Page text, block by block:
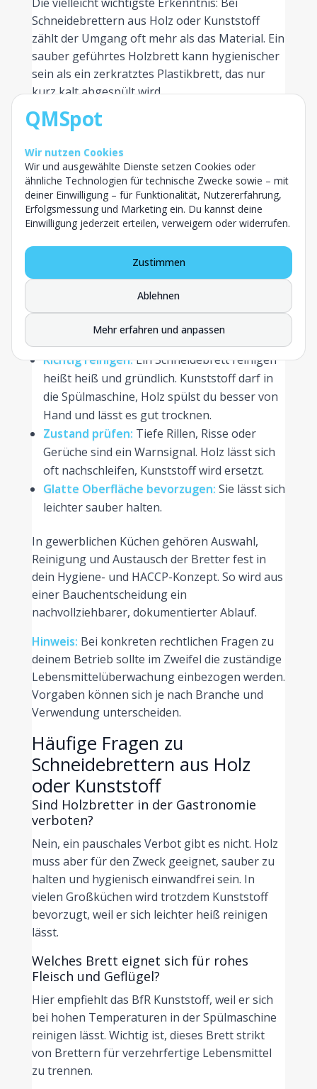
Schneidebrettern aus Holz oder Kunststoff
zählt der Umgang oft mehr als das Material. Ein
sauber geführtes Holzbrett kann hygienischer
sein als ein zerkratztes Plastikbrett, das nur
kurz kalt abgespült wird.
Worauf du bei einem
hygienischen Schneidebrett
achten solltest
Egal, für welches Material du dich entscheidest:
Mit ein paar einfachen Routinen holst du das
Beste an Hygiene heraus und kannst eine
Getrennte Bretter nutzen:
verzehrfertige Lebensmittel wie Salat oder
Brot schneiden. Ein Farbsystem hilft im
Richtig reinigen:Ein Schneidebrett reinigen
heißt heiß und gründlich. Kunststoff darf in
die Spülmaschine, Holz spülst du besser von
Hand und lässt es gut trocknen.
Zustand prüfen: Tiefe Rillen, Risse oder
Gerüche sind ein Warnsignal. Holz lässt sich
oft nachschleifen, Kunststoff wird ersetzt.
Glatte Oberfläche bevorzugen: Sie lässt sich
leichter sauber halten.
In gewerblichen Küchen gehören Auswahl,
Reinigung und Austausch der Bretter fest in
dein Hygiene- und HACCP-Konzept. So wird aus
einer Bauchentscheidung ein
nachvollziehbarer, dokumentierter Ablauf.
Hinweis: Bei konkreten rechtlichen Fragen zu
deinem Betrieb sollte im Zweifel die zuständige
Lebensmittelüberwachung einbezogen werden.
Vorgaben können sich je nach Branche und
Verwendung unterscheiden.
Häufige Fragen zu
Schneidebrettern aus Holz
oder Kunststoff
Sind Holzbretter in der Gastronomie
verboten?
Nein, ein pauschales Verbot gibt es nicht. Holz
muss aber für den Zweck geeignet, sauber zu
halten und hygienisch einwandfrei sein. In
vielen Großküchen wird trotzdem Kunststoff
bevorzugt, weil er sich leichter heiß reinigen
lässt.
Welches Brett eignet sich für rohes
Fleisch und Geflügel?
Hier empfiehlt das BfR Kunststoff, weil er sich
bei hohen Temperaturen in der Spülmaschine
reinigen lässt. Wichtig ist, dieses Brett strikt
von Brettern für verzehrfertige Lebensmittel
zu trennen.
QMSpot
Wir nutzen Cookies
Wir und ausgewählte Dienste setzen Cookies oder
ähnliche Technologien für technische Zwecke sowie – mit
deiner Einwilligung – für Funktionalität, Nutzererfahrung,
Erfolgsmessung und Marketing ein. Du kannst deine
Einwilligung jederzeit erteilen, verweigern oder widerrufen.
Mehr erfahren und anpassen
Ablehnen
Zustimmen